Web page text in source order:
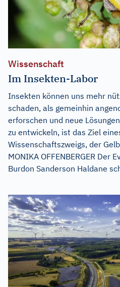
Wissenschaft
Im Insekten-Labor
Insekten können uns mehr
schaden, als gemeinhin
erforschen und neue
zu entwickeln, ist das Ziel
Wissenschaftszweigs, der
MONIKA OFFENBERGER Der
Burdon Sanderson Haldane